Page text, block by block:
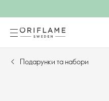
Подарунки та набори